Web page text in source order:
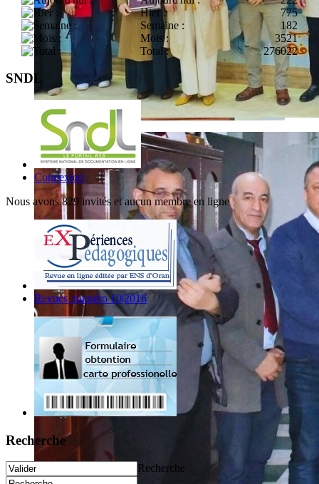
Hier :
775
Semaine :
182
Mois :
3521
Total :
276022
SNDL
Connexion
Nous avons 829 invités et aucun membre en ligne
Revues :numéro 10|2016
Recherche
Recherche